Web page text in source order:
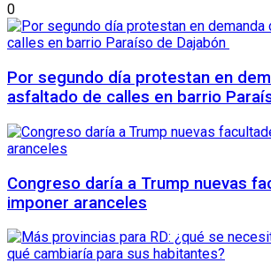
0
Por segundo día protestan en
asfaltado de calles en barrio
Congreso daría a Trump nuevas
imponer aranceles